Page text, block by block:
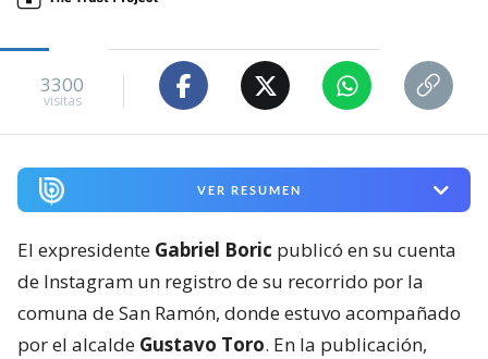
3300
visitas
VER RESUMEN
El expresidente Gabriel Boric publicó en su cuenta
de Instagram un registro de su recorrido por la
comuna de San Ramón, donde estuvo acompañado
por el alcalde Gustavo Toro. En la publicación,